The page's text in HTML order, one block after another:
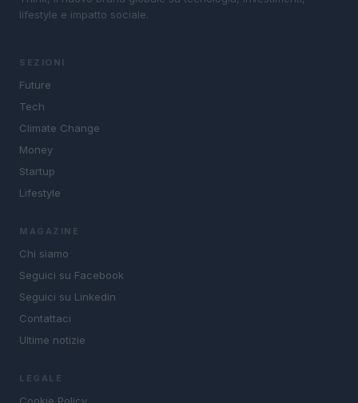
lifestyle e impatto sociale.
SEZIONI
Future
Tech
Climate Change
Money
Startup
Lifestyle
MAGAZINE
Chi siamo
Seguici su Facebook
Seguici su Linkedin
Contattaci
Ultime notizie
LEGALE
Cookie Policy